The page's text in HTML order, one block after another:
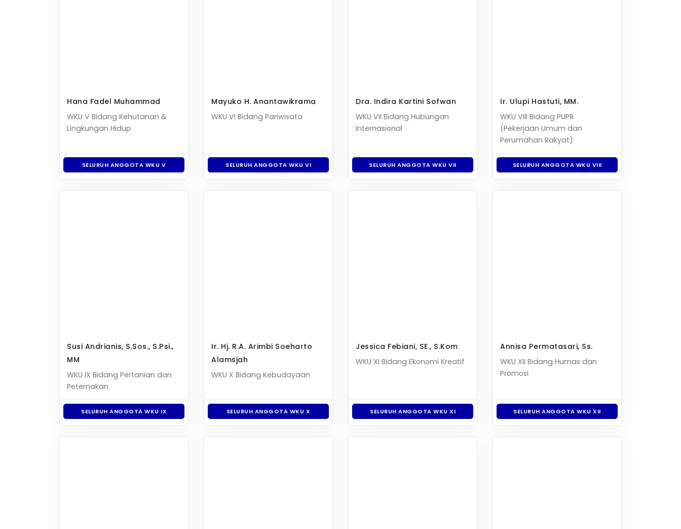
Hana Fadel Muhammad
WKU V Bidang Kehutanan &
Lingkungan Hidup
SELURUH ANGGOTA WKU V
Mayuko H. Anantawikrama
WKU VI Bidang Pariwisata
SELURUH ANGGOTA WKU VI
Dra. Indira Kartini Sofwan
WKU VII Bidang Hubungan
Internasional
SELURUH ANGGOTA WKU VII
Ir. Ulupi Hastuti, MM.
WKU VIII Bidang PUPR
(Pekerjaan Umum dan
Perumahan Rakyat)
SELURUH ANGGOTA WKU VIII
Susi Andrianis, S.Sos., S.Psi.,
MM
WKU IX Bidang Pertanian dan
Peternakan
SELURUH ANGGOTA WKU IX
Ir. Hj. R.A. Arimbi Soeharto
Alamsjah
WKU X Bidang Kebudayaan
SELURUH ANGGOTA WKU X
Jessica Febiani, SE., S.Kom
WKU XI Bidang Ekonomi Kreatif
SELURUH ANGGOTA WKU XI
Annisa Permatasari, Ss.
WKU XII Bidang Humas dan
Promosi
SELURUH ANGGOTA WKU XII